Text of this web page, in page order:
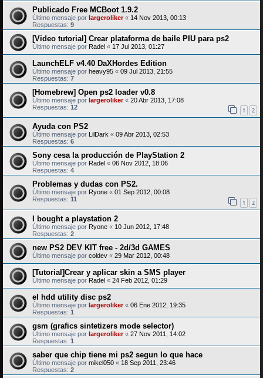
Publicado Free MCBoot 1.9.2
Último mensaje por largeroliker« 14 Nov 2013, 00:13
Respuestas: 9
[Video tutorial] Crear plataforma de baile PIU para ps2
Último mensaje por Radel « 17 Jul 2013, 01:27
LaunchELF v4.40 DaXHordes Edition
Último mensaje por heavy95 « 09 Jul 2013, 21:55
Respuestas: 7
[Homebrew] Open ps2 loader v0.8
Último mensaje por largeroliker« 20 Abr 2013, 17:08
Respuestas: 12 1 2
Ayuda con PS2
Último mensaje por LilDark « 09 Abr 2013, 02:53
Respuestas: 6
Sony cesa la producción de PlayStation 2
Último mensaje por Radel « 06 Nov 2012, 18:06
Respuestas: 4
Problemas y dudas con PS2.
Último mensaje por Ryone « 01 Sep 2012, 00:08
Respuestas: 11 1 2
I bought a playstation 2
Último mensaje por Ryone « 10 Jun 2012, 17:48
Respuestas: 2
new PS2 DEV KIT free - 2d/3d GAMES
Último mensaje por coldev « 29 Mar 2012, 00:48
[Tutorial]Crear y aplicar skin a SMS player
Último mensaje por Radel « 24 Feb 2012, 01:29
el hdd utility disc ps2
Último mensaje por largeroliker« 06 Ene 2012, 19:35
Respuestas: 1
gsm (grafics sintetizers mode selector)
Último mensaje por largeroliker« 27 Nov 2011, 14:02
Respuestas: 1
saber que chip tiene mi ps2 segun lo que hace
Último mensaje por mikel050 « 18 Sep 2011, 23:46
Respuestas: 2